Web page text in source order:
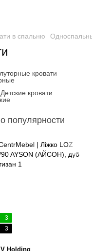
в спальню
кровати
Детские кровати
популярности
3
3
Holding